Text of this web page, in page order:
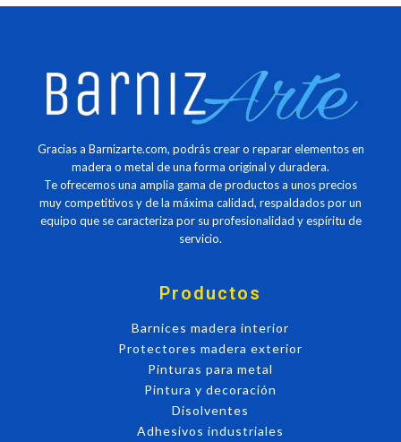
Gracias a Barnizarte.com, podrás crear o reparar elementos en
madera o metal de una forma original y duradera.
Te ofrecemos una amplia gama de productos a unos precios
muy competitivos y de la máxima calidad, respaldados por un
equipo que se caracteriza por su profesionalidad y espíritu de
servicio.
Productos
Barnices madera interior
Protectores madera exterior
Pinturas para metal
Pintura y decoración
Disolventes
Adhesivos industriales